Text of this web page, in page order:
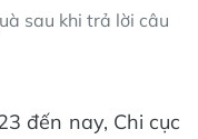
sau khi trả lời câu
đến nay, Chi cục